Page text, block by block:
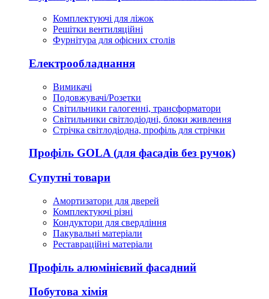
Комплектуючі для ліжок
Решітки вентиляційні
Фурнітура для офісних столів
Електрообладнання
Вимикачі
Подовжувачі/Розетки
Світильники галогенні, трансформатори
Світильники світлодіодні, блоки живлення
Стрічка світлодіодна, профіль для стрічки
Профіль GOLA (для фасадів без ручок)
Супутні товари
Амортизатори для дверей
Комплектуючі різні
Кондуктори для свердління
Пакувальні матеріали
Реставраційні матеріали
Профіль алюмінієвий фасадний
Побутова хімія